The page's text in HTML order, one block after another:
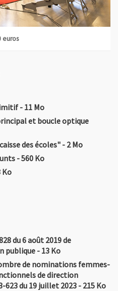
euros
, Fichier au format Pdf
- 11 Mo, Ouvre une nouvelle
et boucle optique
fenêtre
des écoles", Fichier au
- 2 Mo, Ouvre
, Fichier au format Pdf
- 560 Ko, Ouvre une nouvelle
au format Pdf
Ko, Ouvre une nouvelle fenêtre
du 6 août 2019 de
publique, Fichier au format Xlsx
- 13 Ko, Ouvre une
de nominations femmes-
de direction
623 du 19 juillet 2023, Fichier au
- 215 Ko,